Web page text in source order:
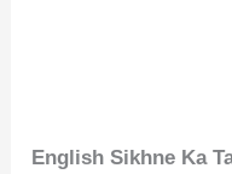
English Sikhne Ka